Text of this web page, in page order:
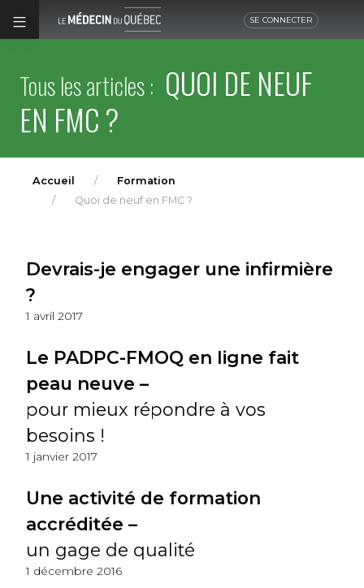
SE CONNECTER
Tous les articles : QUOI DE NEUF
EN FMC ?
Accueil
Formation
Quoi de neuf en FMC ?
Devrais-je engager une infirmière
?
1 avril 2017
Le PADPC-FMOQ en ligne fait
peau neuve –
pour mieux répondre à vos
besoins !
1 janvier 2017
Une activité de formation
accréditée –
un gage de qualité
1 décembre 2016